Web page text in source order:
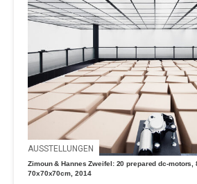
AUSSTELLUNGEN
Zimoun & Hannes Zweifel: 20 prepared dc-motors,
70x70x70cm, 2014